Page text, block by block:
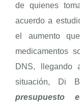
de quienes
acuerdo a
el aumento
medicamentos
DNS, llegando
situación, Di
presupuesto